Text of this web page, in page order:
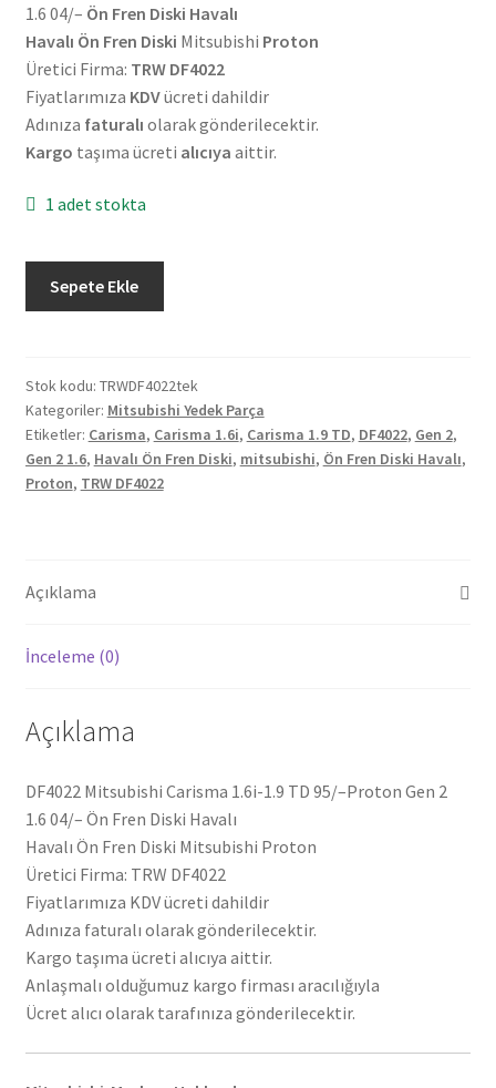
1.6 04/– Ön Fren Diski Havalı
Havalı Ön Fren Diski Mitsubishi Proton
Üretici Firma: TRW DF4022
Fiyatlarımıza KDVücreti dahildir
Adınıza faturalı olarak gönderilecektir.
Kargo taşıma ücreti alıcıya aittir.
1 adet stokta
Carisma
TD
95/-
-
Proton
Gen
-
Fren
Havalı
DF4022
Sepete Ekle
Stok kodu: TRWDF4022tek
Kategoriler: Mitsubishi Yedek Parça
Etiketler: Carisma, Carisma 1.6i, Carisma 1.9 TD, DF4022, Gen 2,
Gen 2 1.6, Havalı Ön Fren Diski, mitsubishi, Ön Fren Diski Havalı,
Proton, TRW DF4022
Açıklama
İnceleme (0)
Açıklama
DF4022 Mitsubishi Carisma 1.6i-1.9 TD 95/–Proton Gen 2
1.6 04/– Ön Fren Diski Havalı
Havalı Ön Fren Diski Mitsubishi Proton
Üretici Firma: TRW DF4022
Fiyatlarımıza KDV ücreti dahildir
Adınıza faturalı olarak gönderilecektir.
Kargo taşıma ücreti alıcıya aittir.
Anlaşmalı olduğumuz kargo firması aracılığıyla
Ücret alıcı olarak tarafınıza gönderilecektir.